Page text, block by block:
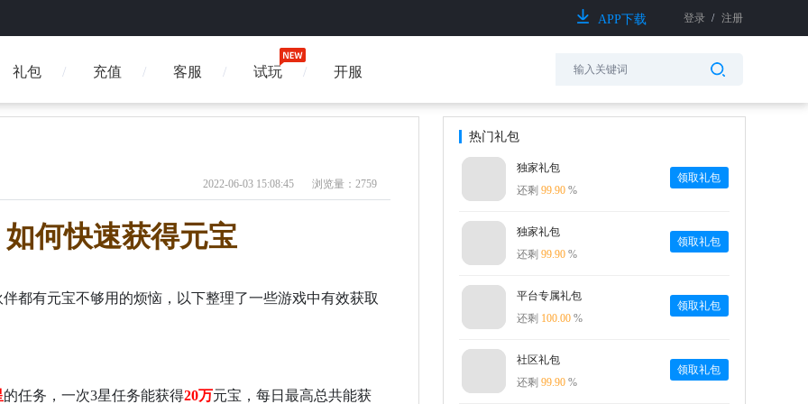
APP下载 登录 / 注册
礼包 充值 客服 试玩 开服
2022-06-03 15:08:45 浏览量：2759
何快速获得元宝
都有元宝不够用的烦恼，以下整理了一些游戏中有效获取
的任务，一次3星任务能获得20万元宝，每日最高总共能获
热门礼包
独家礼包
还剩 99.90 %
领取礼包
独家礼包
还剩 99.90 %
领取礼包
平台专属礼包
还剩 100.00 %
领取礼包
社区礼包
还剩 99.90 %
领取礼包